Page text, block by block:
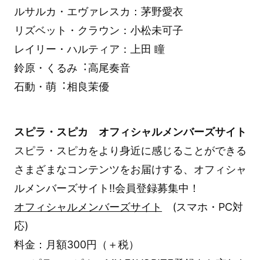
ルサルカ・エヴァレスカ：茅野愛衣
リズベット・クラウン：小松未可子
レイリー・ハルティア：上田 瞳
鈴原・くるみ︓高尾奏音
石動・萌︓相良茉優
スピラ・スピカ オフィシャルメンバーズサイト
スピラ・スピカをより身近に感じることができる
さまざまなコンテンツをお届けする、オフィシャ
ルメンバーズサイト!!会員登録募集中！
オフィシャルメンバーズサイト
(スマホ・PC対
応)
料金：月額300円（＋税）